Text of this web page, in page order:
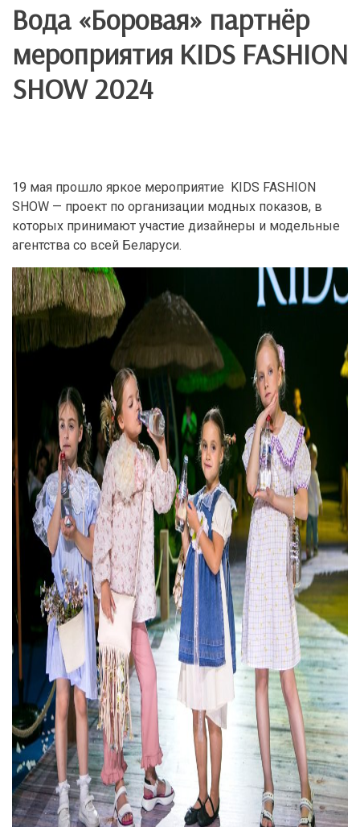
Вода «Боровая» партнёр
мероприятия KIDS FASHION
SHOW 2024
19 мая прошло яркое мероприятие KIDS FASHION
SHOW — проект по организации модных показов, в
которых принимают участие дизайнеры и модельные
агентства со всей Беларуси.